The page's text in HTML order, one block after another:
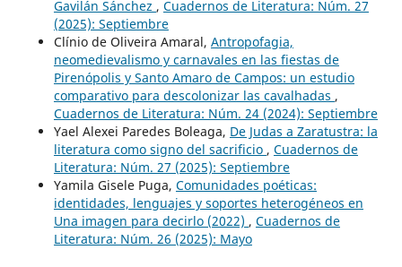
Gavilán Sánchez , Cuadernos de Literatura: Núm. 27
(2025): Septiembre
Clínio de Oliveira Amaral, Antropofagia,
neomedievalismo y carnavales en las fiestas de
Pirenópolis y Santo Amaro de Campos: un estudio
comparativo para descolonizar las cavalhadas ,
Cuadernos de Literatura: Núm. 24 (2024): Septiembre
Yael Alexei Paredes Boleaga, De Judas a Zaratustra: la
literatura como signo del sacrificio , Cuadernos de
Literatura: Núm. 27 (2025): Septiembre
Yamila Gisele Puga, Comunidades poéticas:
identidades, lenguajes y soportes heterogéneos en
Una imagen para decirlo (2022) , Cuadernos de
Literatura: Núm. 26 (2025): Mayo